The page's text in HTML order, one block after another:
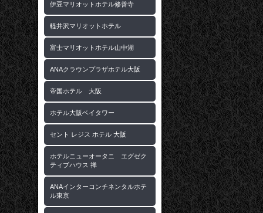
伊豆マリオットホテル修善寺
軽井沢マリオットホテル
富士マリオットホテル山中湖
ANAクラウンプラザホテル大阪
帝国ホテル 大阪
ホテル大阪ベイタワー
セント レジス ホテル 大阪
ホテルニューオータニ エグゼク
ティブハウス 禅
ANAインターコンチネンタルホテ
ル東京